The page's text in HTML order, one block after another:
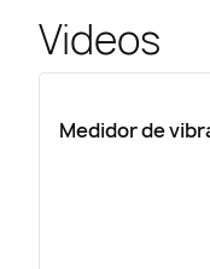
Videos
Medidor de